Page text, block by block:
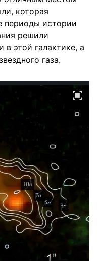
которая
периоды истории
решили
в этой галактике, а
газа.